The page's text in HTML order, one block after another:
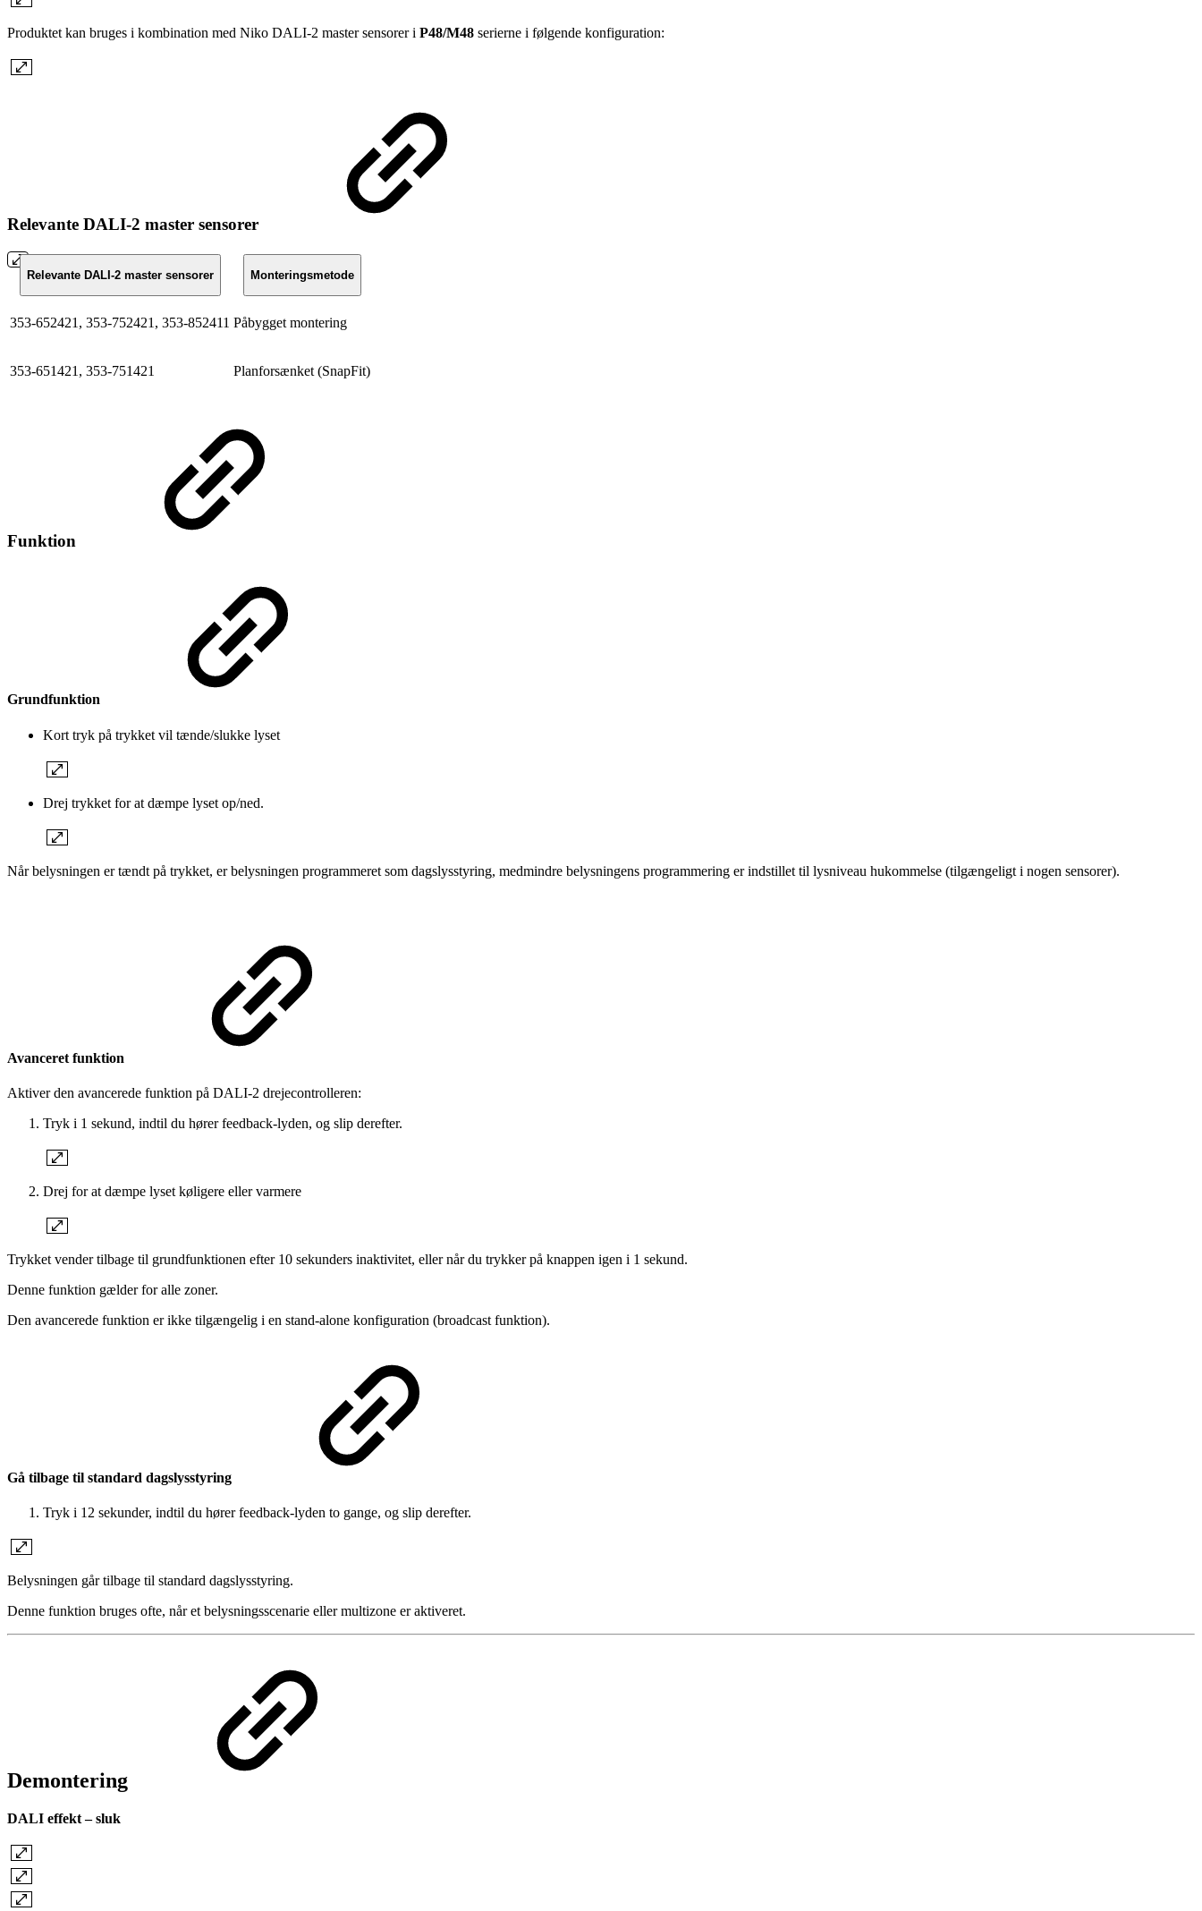
Produktet kan bruges i kombination med Niko DALI-2 master sensorer i P48/M48 serierne i følgende konfiguration:
Relevante DALI-2 master sensorer
Relevante DALI-2 master sensorer Monteringsmetode
353-652421, 353-752421, 353-852411 Påbygget montering
353-651421, 353-751421 Planforsænket (SnapFit)
Funktion
Grundfunktion
Kort tryk på trykket vil tænde/slukke lyset
Drej trykket for at dæmpe lyset op/ned.
Når belysningen er tændt på trykket, er belysningen programmeret som dagslysstyring, medmindre belysningens programmering er indstillet til lysniveau hukommelse (tilgængeligt i nogen sensorer).
Avanceret funktion
Aktiver den avancerede funktion på DALI-2 drejecontrolleren:
Tryk i 1 sekund, indtil du hører feedback-lyden, og slip derefter.
Drej for at dæmpe lyset køligere eller varmere
Trykket vender tilbage til grundfunktionen efter 10 sekunders inaktivitet, eller når du trykker på knappen igen i 1 sekund.
Denne funktion gælder for alle zoner.
Den avancerede funktion er ikke tilgængelig i en stand-alone konfiguration (broadcast funktion).
Gå tilbage til standard dagslysstyring
Tryk i 12 sekunder, indtil du hører feedback-lyden to gange, og slip derefter.
Belysningen går tilbage til standard dagslysstyring.
Denne funktion bruges ofte, når et belysningsscenarie eller multizone er aktiveret.
Demontering
DALI effekt – sluk